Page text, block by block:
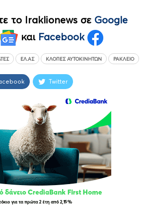
το Iraklionews σε Google
και Facebook
ΕΛ.ΑΣ ΚΛΟΠΈΣ ΑΥΤΟΚΙΝΉΤΩΝ ΡΆΚΛΕΙΟ
Twitter